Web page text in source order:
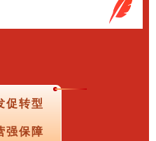
促转型
强保障